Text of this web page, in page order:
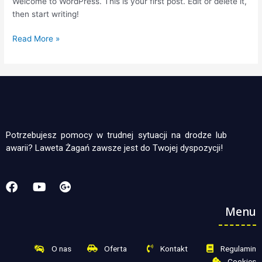
then start writing!
Read More »
Potrzebujesz pomocy w trudnej sytuacji na drodze lub
awarii? Laweta Żagań zawsze jest do Twojej dyspozycji!
Menu
O nas Oferta Kontakt
Regulamin